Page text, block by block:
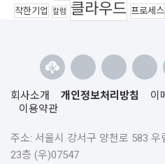
착한기업 칼럼 클라우드 프로세스
회사소개 개인정보처리방침
이
이용약관
주소: 서울시 강서구 양천로 583
23층 (우)07547